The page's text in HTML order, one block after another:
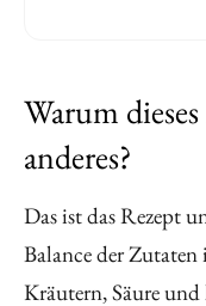
Warum
anderes?
Das ist das Rezept
Balance der
Kräutern, Säure